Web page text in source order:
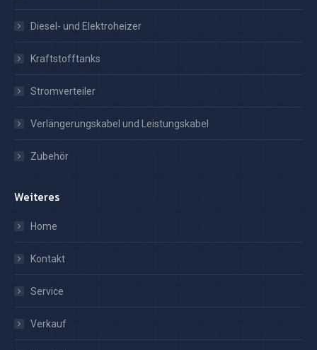
Diesel- und Elektroheizer
Kraftstofftanks
Stromverteiler
Verlängerungskabel und Leistungskabel
Zubehör
Weiteres
Home
Kontakt
Service
Verkauf